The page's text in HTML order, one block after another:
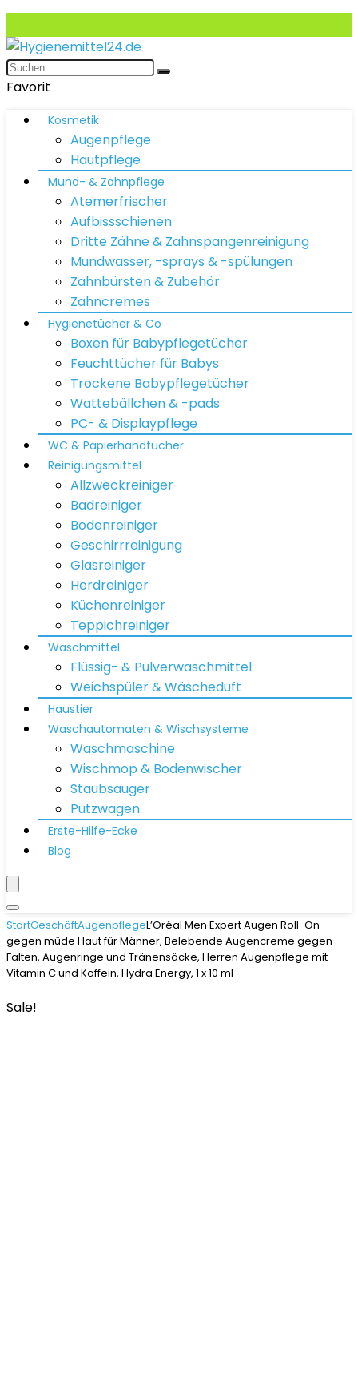
Favorit
Kosmetik
Augenpflege
Hautpflege
Mund- & Zahnpflege
Atemerfrischer
Aufbissschienen
Dritte Zähne & Zahnspangenreinigung
Mundwasser, -sprays & -spülungen
Zahnbürsten & Zubehör
Zahncremes
Hygienetücher & Co
Boxen für Babypflegetücher
Feuchttücher für Babys
Trockene Babypflegetücher
Wattebällchen & -pads
PC- & Displaypflege
WC & Papierhandtücher
Reinigungsmittel
Allzweckreiniger
Badreiniger
Bodenreiniger
Geschirrreinigung
Glasreiniger
Herdreiniger
Küchenreiniger
Teppichreiniger
Waschmittel
Flüssig- & Pulverwaschmittel
Weichspüler & Wäscheduft
Haustier
Waschautomaten & Wischsysteme
Waschmaschine
Wischmop & Bodenwischer
Staubsauger
Putzwagen
Erste-Hilfe-Ecke
Blog
StartGeschäftAugenpflegeL’Oréal Men Expert Augen Roll-On
gegen müde Haut für Männer, Belebende Augencreme gegen
Falten, Augenringe und Tränensäcke, Herren Augenpflege mit
Vitamin C und Koffein, Hydra Energy, 1 x 10 ml
Sale!